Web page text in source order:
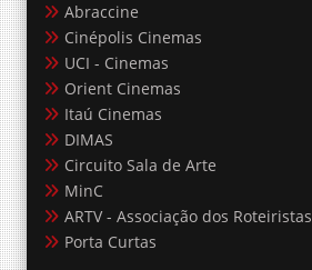
Abraccine
Cinépolis Cinemas
UCI - Cinemas
Orient Cinemas
Itaú Cinemas
DIMAS
Circuito Sala de Arte
MinC
ARTV - Associação dos Roteiristas
Porta Curtas